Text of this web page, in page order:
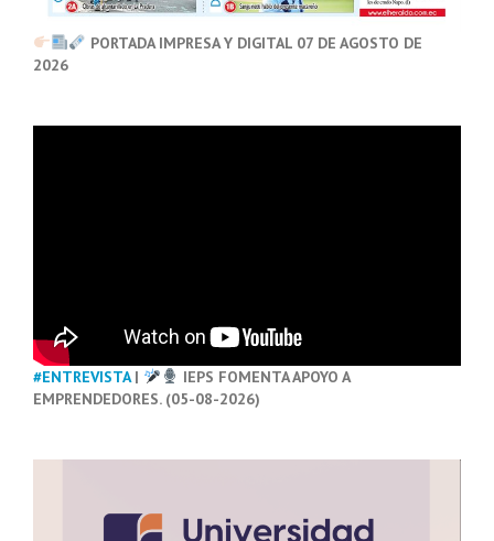
PORTADA IMPRESA Y DIGITAL 07 DE AGOSTO DE
2026
#ENTREVISTA|
IEPS FOMENTA APOYO A
EMPRENDEDORES. (05-08-2026)